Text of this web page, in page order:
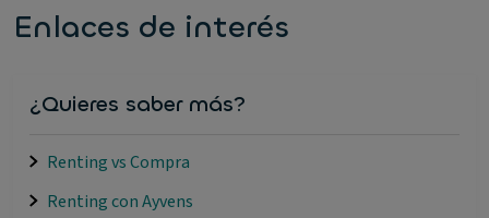
Enlaces de interés
¿Quieres saber más?
Renting vs Compra
Renting con Ayvens